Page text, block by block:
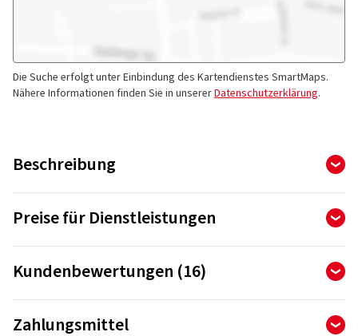
Die Suche erfolgt unter Einbindung des Kartendienstes SmartMaps.
Nähere Informationen finden Sie in unsererDatenschutzerklärung.
Beschreibung
reifencom GmbH in Berlin Spandau
folgende Serviceleistungen an:
Beratung beim Kauf von Reifen und Felgen
Preise für Dienstleistungen
Reifenmontage Radwechsel
Kundenbewertungen (16)
4,88
von insgesamt 16 Bewertungen
Zahlungsmittel